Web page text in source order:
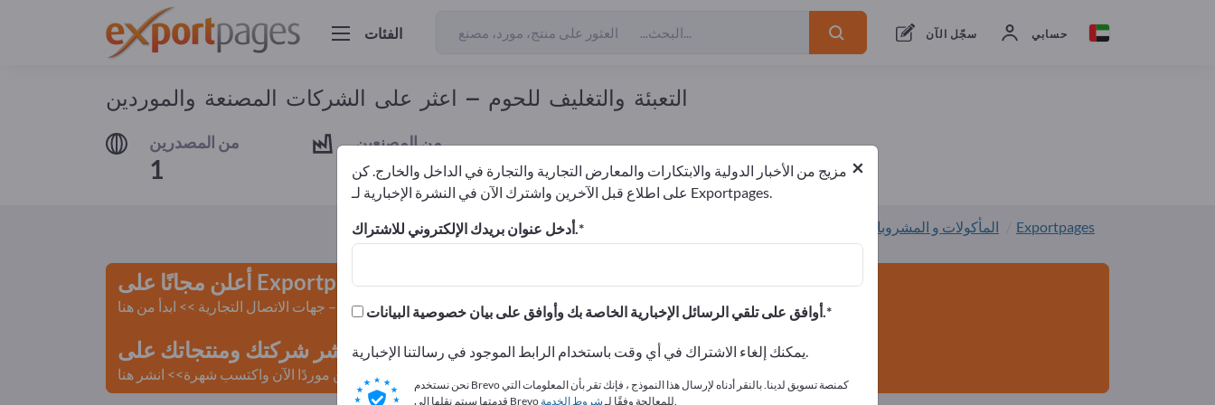
الفئات سجّل الآن حسابي
التعبئة والتغليف للحوم – اعثر على الشركات المصنعة والموردين
من المصدرين
1
من المصنعين
1
من المصدرين من المصنعين1
Exportpages المأكولات و المشروبات التعبئة والتغليف للحوم
أعلن مجانًا على Exportpages!
الاحتياجات – العروض – السلع المستعملة – جهات الاتصال التجارية >> ابدأ من هنا
انشر شركتك ومنتجاتك على Exportpages.
كن موردًا الآن واكتسب شهرة>> انشر هنا
× مزيج من الأخبار الدولية والابتكارات والمعارض التجارية والتجارة في الداخل والخارج. كن
على اطلاع قبل الآخرين واشترك الآن في النشرة الإخبارية لـ Exportpages.
أدخل عنوان بريدك الإلكتروني للاشتراك.
أوافق على تلقي الرسائل الإخبارية الخاصة بك وأوافق على بيان خصوصية البيانات.
يمكنك إلغاء الاشتراك في أي وقت باستخدام الرابط الموجود في رسالتنا الإخبارية.
نحن نستخدم Brevo كمنصة تسويق لدينا. بالنقر أدناه لإرسال هذا النموذج ، فإنك تقر بأن المعلومات التي
قدمتها سيتم نقلها إلى Brevo للمعالجة وفقًا لـشروط الخدمة .